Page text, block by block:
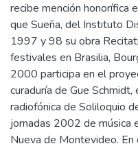
recibe mención honorífica
que Sueña, del Instituto
1997 y 98 su obra
festivales en Brasilia,
2000 participa en el
curaduría de Gue Schmidt,
radiofónica de Soliloquio
jornadas 2002 de música
Nueva de Montevideo.